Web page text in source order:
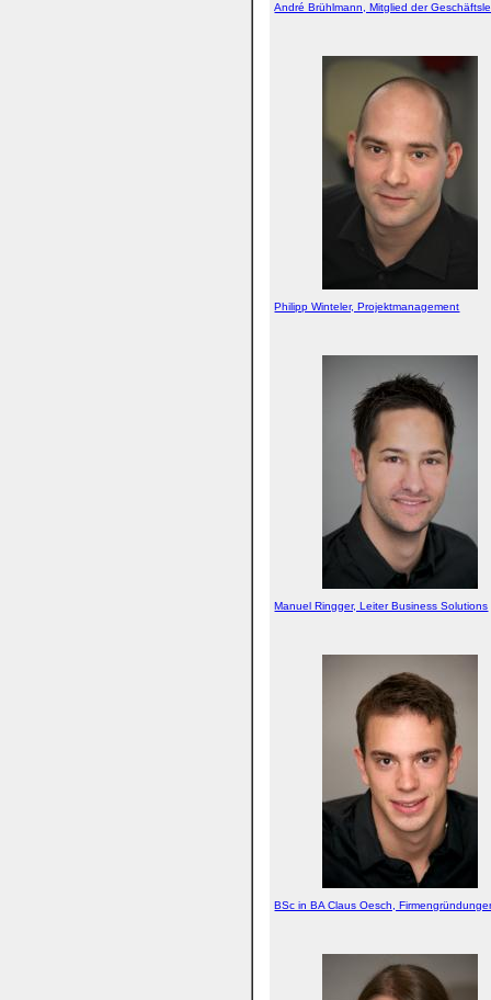
André Brühlmann, Mitglied der
Philipp Winteler, Projektmanagement
Manuel Ringger, Leiter Business Solutions
BSc in BA Claus Oesch,